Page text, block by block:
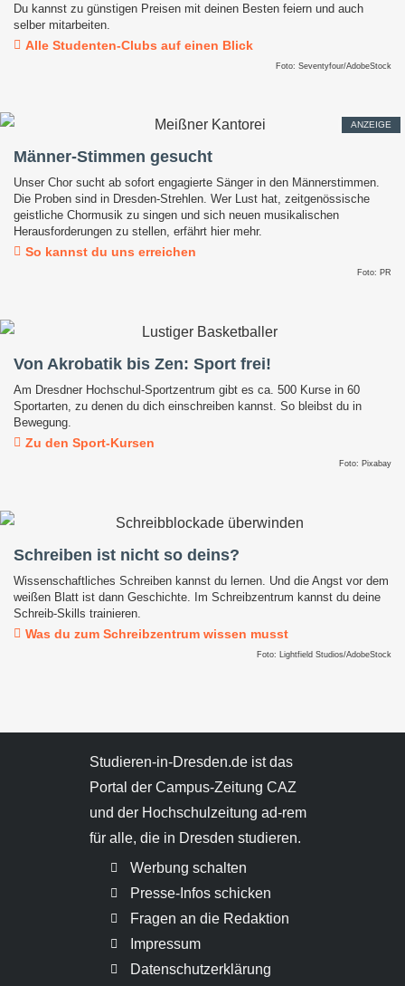
Du kannst zu günstigen Preisen mit deinen Besten feiern und auch
selber mitarbeiten.
Alle Studenten-Clubs auf einen Blick
Foto: Seventyfour/AdobeStock
ANZEIGE
Männer-Stimmen gesucht
Unser Chor sucht ab sofort engagierte Sänger in den Männerstimmen.
Die Proben sind in Dresden-Strehlen. Wer Lust hat, zeitgenössische
geistliche Chormusik zu singen und sich neuen musikalischen
Herausforderungen zu stellen, erfährt hier mehr.
So kannst du uns erreichen
Foto: PR
Von Akrobatik bis Zen: Sport frei!
Am Dresdner Hochschul-Sportzentrum gibt es ca. 500 Kurse in 60
Sportarten, zu denen du dich einschreiben kannst. So bleibst du in
Bewegung.
Zu den Sport-Kursen
Foto: Pixabay
Schreiben ist nicht so deins?
Wissenschaftliches Schreiben kannst du lernen. Und die Angst vor dem
weißen Blatt ist dann Geschichte. Im Schreibzentrum kannst du deine
Schreib-Skills trainieren.
Was du zum Schreibzentrum wissen musst
Foto: Lightfield Studios/AdobeStock
Studieren-in-Dresden.de ist das
Portal der Campus-Zeitung CAZ
und der Hochschulzeitung ad-rem
für alle, die in Dresden studieren.
Werbung schalten
Presse-Infos schicken
Fragen an die Redaktion
Impressum
Datenschutzerklärung